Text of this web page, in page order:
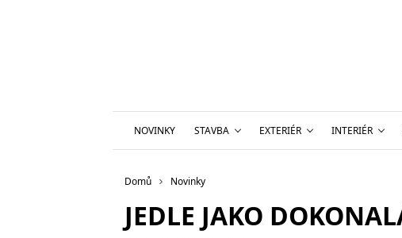
NOVINKY STAVBA EXTERIÉR INTERIÉR
Domů Novinky
JEDLE JAKO